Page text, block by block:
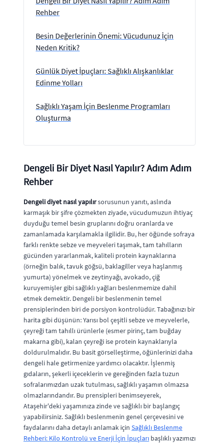
Rehber
Besin Değerlerinin Önemi: Vücudunuz İçin
Neden Kritik?
Günlük Diyet İpuçları: Sağlıklı Alışkanlıklar
Edinme Yolları
Sağlıklı Yaşam İçin Beslenme Programları
Oluşturma
Dengeli Bir Diyet Nasıl Yapılır? Adım Adım
Rehber
Dengeli diyet nasıl yapılırsorusunun yanıtı, aslında
karmaşık bir şifre çözmekten ziyade, vücudumuzun ihtiyaç
duyduğu temel besin gruplarını doğru oranlarda ve
zamanlamada karşılamakla ilgilidir. Bu, her öğünde sofraya
farklı renkte sebze ve meyveleri taşımak, tam tahılların
gücünden yararlanmak, kaliteli protein kaynaklarına
(örneğin balık, tavuk göğsü, baklagiller veya haşlanmış
yumurta) yönelmek ve zeytinyağı, avokado, çiğ
kuruyemişler gibi sağlıklı yağları beslenmemize dahil
etmek demektir. Dengeli bir beslenmenin temel
prensiplerinden biri de porsiyon kontrolüdür. Tabağınızı bir
harita gibi düşünün: Yarısı bol çeşitli sebze ve meyvelerle,
çeyreği tam tahıllı ürünlerle (esmer pirinç, tam buğday
makarna gibi), kalan çeyreği ise protein kaynaklarıyla
doldurulmalıdır. Bu basit görselleştirme, öğünlerinizi daha
dengeli hale getirmenize yardımcı olacaktır. İşlenmiş
gıdaların, şekerli içeceklerin ve gereğinden fazla tuzun
sofralarımızdan uzak tutulması, sağlıklı yaşamın olmazsa
olmazlarındandır. Bu prensipleri benimseyerek,
Ataşehir'deki yaşamınıza zinde ve sağlıklı bir başlangıç
yapabilirsiniz. Sağlıklı beslenmenin genel çerçevesini ve
faydalarını daha detaylı anlamak için Sağlıklı Beslenme
Rehberi: Kilo Kontrolü ve Enerji İçin İpuçları başlıklı yazımızı